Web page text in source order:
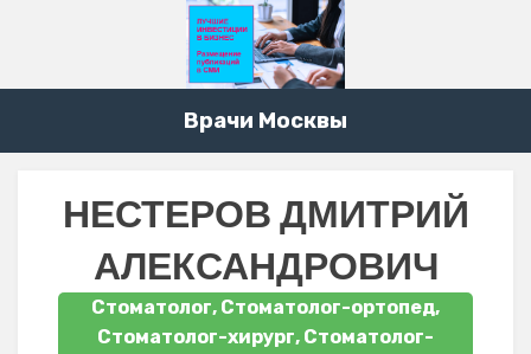
Врачи Москвы
НЕСТЕРОВ ДМИТРИЙ
АЛЕКСАНДРОВИЧ
Стоматолог, Стоматолог-ортопед,
Стоматолог-хирург, Стоматолог-